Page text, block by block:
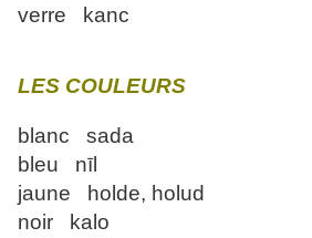
verre kanc
LES COULEURS
blanc sada
bleu nīl
jaune holde, holud
noir kalo